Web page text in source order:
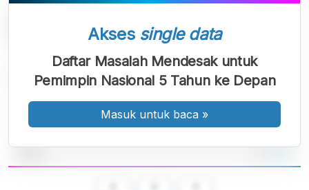
Akses single data
Daftar Masalah Mendesak untuk
Pemimpin Nasional 5 Tahun ke Depan
Masuk untuk baca »